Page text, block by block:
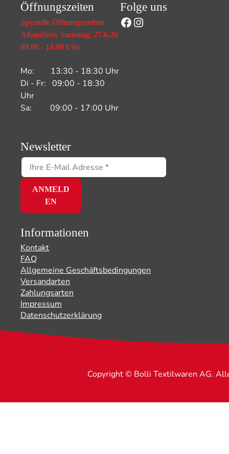
Öffnungszeiten
Spezielle Öffnungszeiten
Albanifest: Samstag, 27.6.26
09.00 - 14.00 Uhr
Mo: 13:30 - 18:30 Uhr
Di - Fr: 09:00 - 18:30
Uhr
Sa: 09:00 - 17:00 Uhr
Folge uns
Facebook
Instagram
Newsletter
Informationen
Kontakt
FAQ
Allgemeine Geschäftsbedingungen
Versandarten
Zahlungsarten
Impressum
Datenschutzerklärung
Copyright © Bolli Textilwaren AG.